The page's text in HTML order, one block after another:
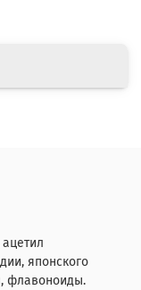
японского
флавоноиды.